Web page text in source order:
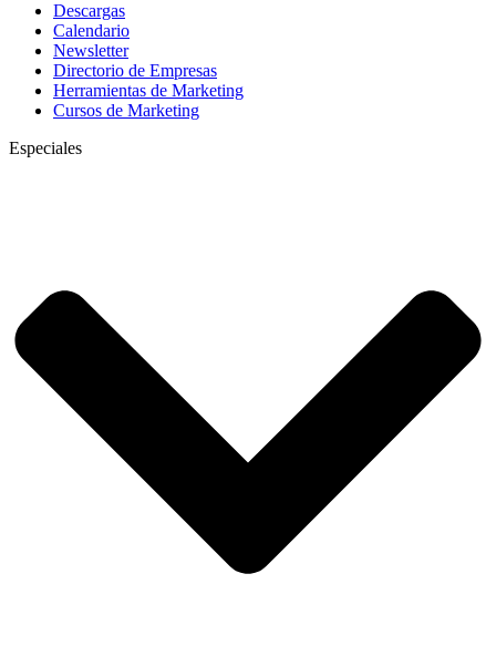
Descargas
Calendario
Newsletter
Directorio de Empresas
Herramientas de Marketing
Cursos de Marketing
Especiales